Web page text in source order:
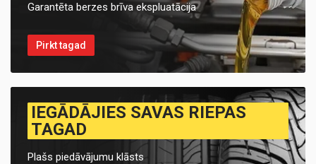
Garantēta berzes brīva ekspluatācija
Pirkt tagad
IEGĀDĀJIES SAVAS RIEPAS
TAGAD
Plašs piedāvājumu klāsts